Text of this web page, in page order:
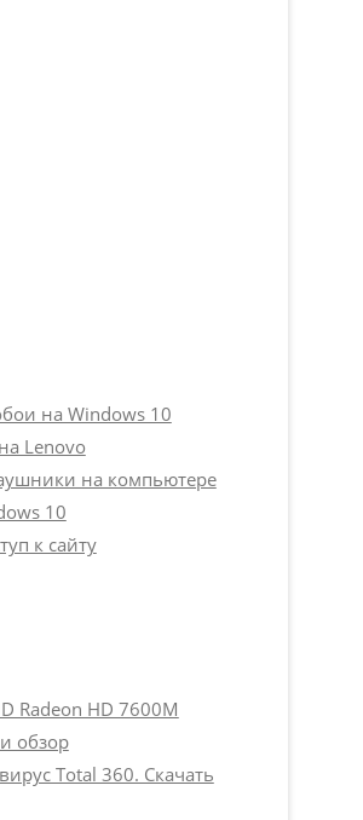
на Windows 10
Lenovo
на компьютере
10
к сайту
Radeon HD 7600M
обзор
Total 360. Скачать